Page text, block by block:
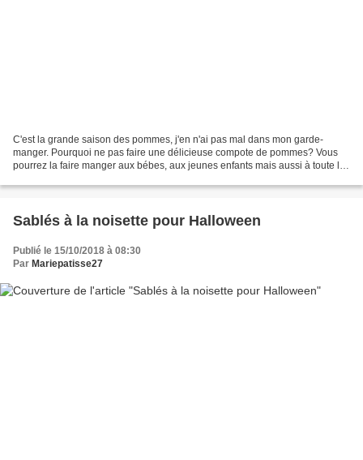
C'est la grande saison des pommes, j'en n'ai pas mal dans mon garde-
manger. Pourquoi ne pas faire une délicieuse compote de pommes? Vous
pourrez la faire manger aux bébes, aux jeunes enfants mais aussi à toute la
Sablés à la noisette pour Halloween
Publié le 15/10/2018 à 08:30
Par Mariepatisse27